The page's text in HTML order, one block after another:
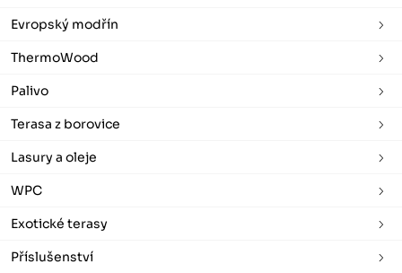
Evropský modřín
ThermoWood
Palivo
Terasa z borovice
Lasury a oleje
WPC
Exotické terasy
Příslušenství